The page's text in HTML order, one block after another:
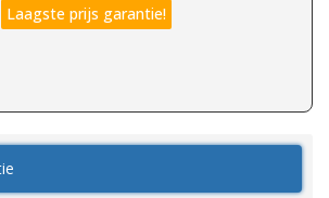
Laagste prijs garantie!